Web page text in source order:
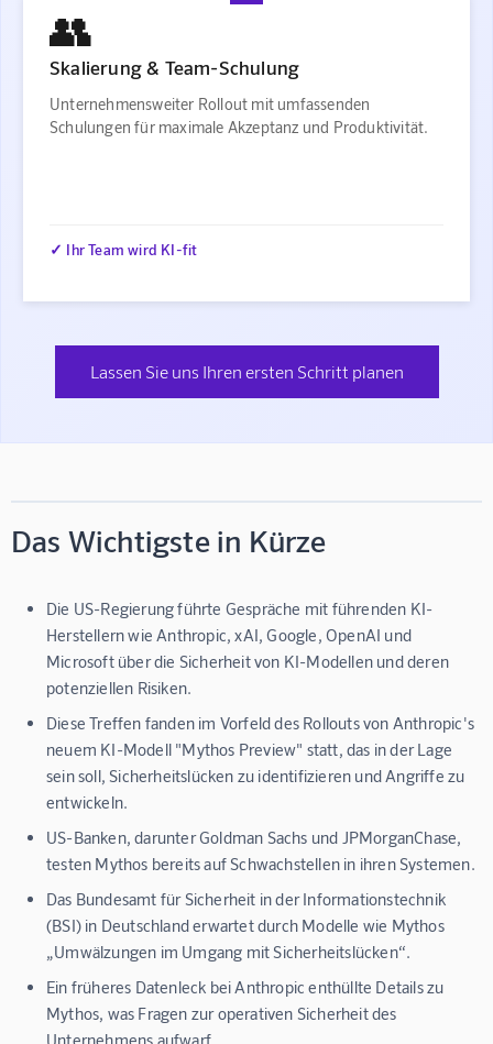
👥
Skalierung & Team-Schulung
Unternehmensweiter Rollout mit umfassenden
Schulungen für maximale Akzeptanz und Produktivität.
✓ Ihr Team wird KI-fit
Lassen Sie uns Ihren ersten Schritt planen
Das Wichtigste in Kürze
Die US-Regierung führte Gespräche mit führenden KI-
Herstellern wie Anthropic, xAI, Google, OpenAI und
Microsoft über die Sicherheit von KI-Modellen und deren
potenziellen Risiken.
Diese Treffen fanden im Vorfeld des Rollouts von Anthropic's
neuem KI-Modell "Mythos Preview" statt, das in der Lage
sein soll, Sicherheitslücken zu identifizieren und Angriffe zu
entwickeln.
US-Banken, darunter Goldman Sachs und JPMorganChase,
testen Mythos bereits auf Schwachstellen in ihren Systemen.
Das Bundesamt für Sicherheit in der Informationstechnik
(BSI) in Deutschland erwartet durch Modelle wie Mythos
„Umwälzungen im Umgang mit Sicherheitslücken“.
Ein früheres Datenleck bei Anthropic enthüllte Details zu
Mythos, was Fragen zur operativen Sicherheit des
Unternehmens aufwarf.